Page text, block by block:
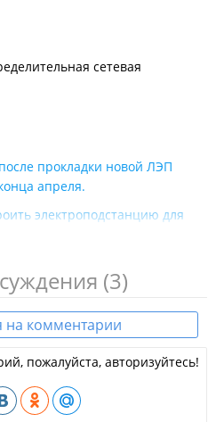
сетевая
прокладки новой ЛЭП
апреля​.
электроподстанцию для
Падь.
горожан​.
Хасанский округа остались
и проектируют новое
с электричеством.
(3)
на комментарии
пожалуйста, авторизуйтесь!